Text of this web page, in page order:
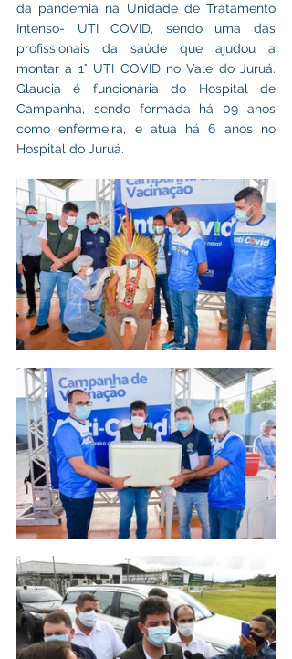
da pandemia na Unidade de Tratamento
Intenso- UTI COVID, sendo uma das
profissionais da saúde que ajudou a
montar a 1° UTI COVID no Vale do Juruá.
Glaucia é funcionária do Hospital de
Campanha, sendo formada há 09 anos
como enfermeira, e atua há 6 anos no
Hospital do Juruá.